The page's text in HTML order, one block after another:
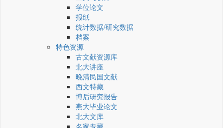
学位论文
报纸
统计数据/研究数据
档案
特色资源
古文献资源库
北大讲座
晚清民国文献
西文特藏
博后研究报告
燕大毕业论文
北大文库